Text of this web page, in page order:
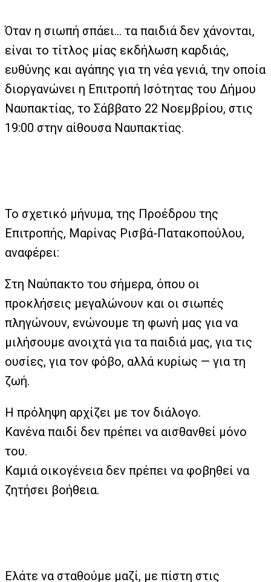
Όταν η σιωπή σπάει… τα παιδιά δεν χάνονται,
είναι το τίτλος μίας εκδήλωση καρδιάς,
ευθύνης και αγάπης για τη νέα γενιά, την οποία
διοργανώνει η Επιτροπή Ισότητας του Δήμου
Ναυπακτίας, το Σάββατο 22 Νοεμβρίου, στις
19:00 στην αίθουσα Ναυπακτίας.
Το σχετικό μήνυμα, της Προέδρου της
Επιτροπής, Μαρίνας Ρισβά-Πατακοπούλου,
αναφέρει:
Στη Ναύπακτο του σήμερα, όπου οι
προκλήσεις μεγαλώνουν και οι σιωπές
πληγώνουν, ενώνουμε τη φωνή μας για να
μιλήσουμε ανοιχτά για τα παιδιά μας, για τις
ουσίες, για τον φόβο, αλλά κυρίως — για τη
ζωή.
Η πρόληψη αρχίζει με τον διάλογο.
Κανένα παιδί δεν πρέπει να αισθανθεί μόνο
του.
Καμιά οικογένεια δεν πρέπει να φοβηθεί να
ζητήσει βοήθεια.
Ελάτε να σταθούμε μαζί, με πίστη στις